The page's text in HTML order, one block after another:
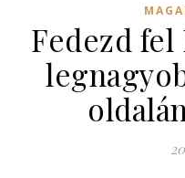
Fedezd fel